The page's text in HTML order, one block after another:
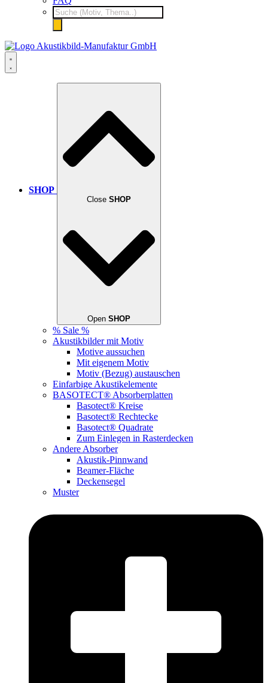
Products
search
SHOP
Close SHOP
Open SHOP
% Sale %
Akustikbilder mit Motiv
Motive aussuchen
Mit eigenem Motiv
Motiv (Bezug) austauschen
Einfarbige Akustikelemente
BASOTECT® Absorberplatten
Basotect® Kreise
Basotect® Rechtecke
Basotect® Quadrate
Zum Einlegen in Rasterdecken
Andere Absorber
Akustik-Pinnwand
Beamer-Fläche
Deckensegel
Muster